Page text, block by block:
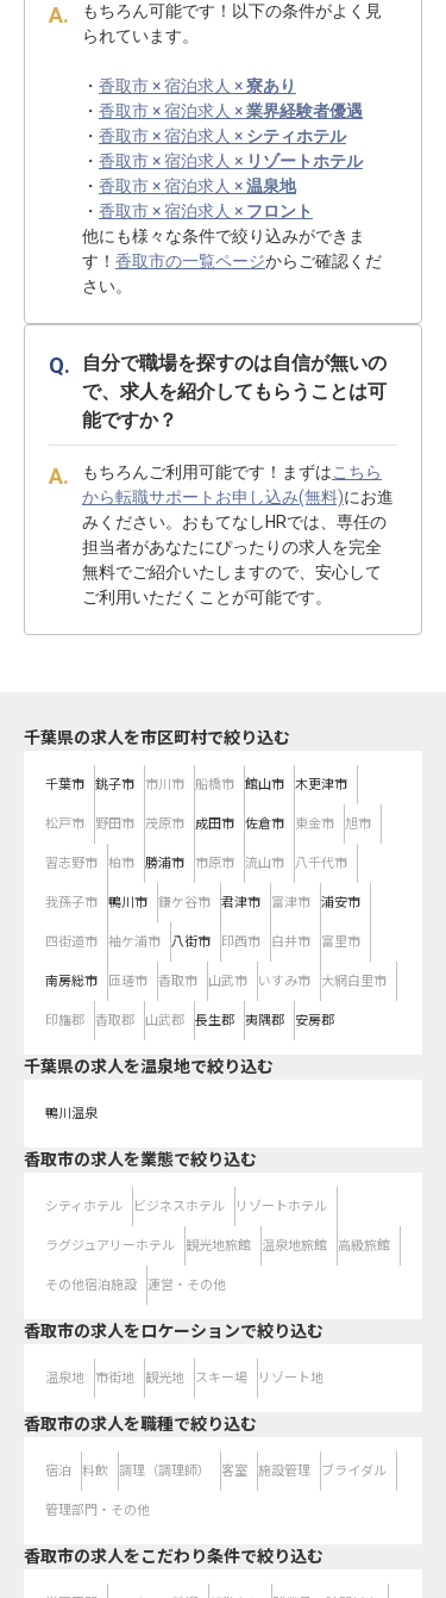
もちろん可能です！以下の条件がよく見
られています。
・ 香取市 × 宿泊求人 ×寮あり
・ 香取市 × 宿泊求人 ×業界経験者優遇
・ 香取市 × 宿泊求人 × シティホテル
・ 香取市 × 宿泊求人 × リゾートホテル
・ 香取市 × 宿泊求人 ×温泉地
・ 香取市 × 宿泊求人 × フロント
他にも様々な条件で絞り込みができま
す！ 香取市の一覧ページからご確認くだ
さい。
自分で職場を探すのは自信が無いの
で、求人を紹介してもらうことは可
能ですか？
もちろんご利用可能です！まずはこちら
から転職サポートお申し込み(無料)にお進
みください。おもてなしHRでは、専任の
担当者があなたにぴったりの求人を完全
無料でご紹介いたしますので、安心して
ご利用いただくことが可能です。
千葉県の求人を市区町村で絞り込む
千葉市 銚子市 市川市 船橋市 館山市 木更津市
松戸市 野田市 茂原市 成田市 佐倉市 東金市 旭市
習志野市 柏市 勝浦市 市原市 流山市 八千代市
我孫子市 鴨川市 鎌ケ谷市 君津市 富津市 浦安市
四街道市 袖ケ浦市 八街市 印西市 白井市 富里市
南房総市 匝瑳市 香取市 山武市 いすみ市 大網白里市
印旛郡 香取郡 山武郡 長生郡 夷隅郡 安房郡
千葉県の求人を温泉地で絞り込む
鴨川温泉
香取市の求人を業態で絞り込む
シティホテル ビジネスホテル リゾートホテル
ラグジュアリーホテル 観光地旅館 温泉地旅館 高級旅館
その他宿泊施設 運営・その他
香取市の求人をロケーションで絞り込む
温泉地 市街地 観光地 スキー場 リゾート地
香取市の求人を職種で絞り込む
宿泊 料飲 調理（調理師） 客室 施設管理 ブライダル
管理部門・その他
香取市の求人をこだわり条件で絞り込む